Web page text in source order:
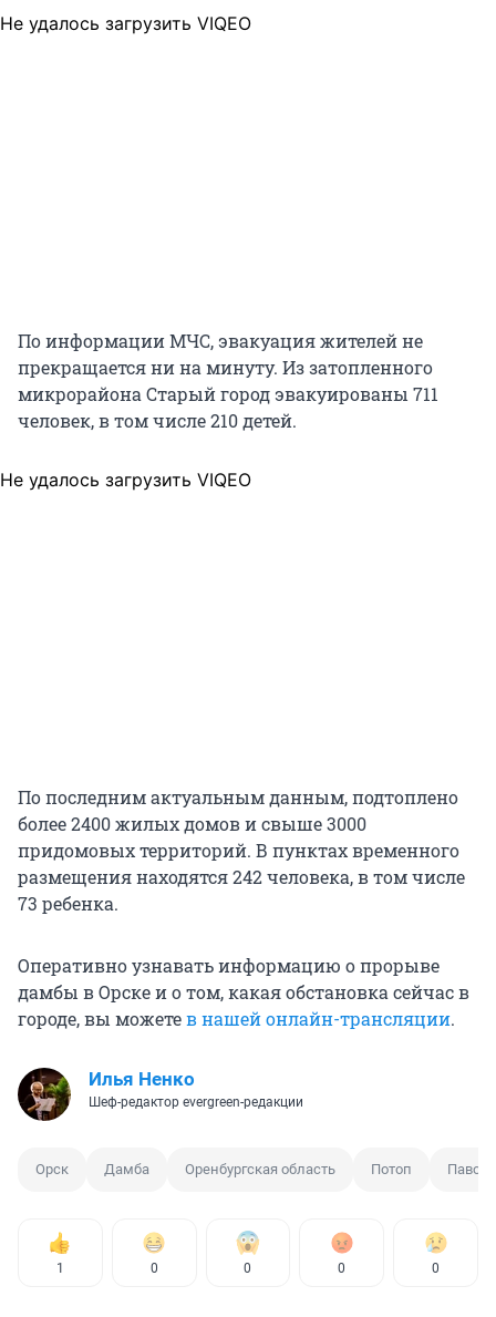
Не удалось загрузить VIQEO
По информации МЧС, эвакуация жителей не
прекращается ни на минуту. Из затопленного
микрорайона Старый город эвакуированы 711
человек, в том числе 210 детей.
Не удалось загрузить VIQEO
По последним актуальным данным, подтоплено
более 2400 жилых домов и свыше 3000
придомовых территорий. В пунктах временного
размещения находятся 242 человека, в том числе
73 ребенка.
Оперативно узнавать информацию о прорыве
дамбы в Орске и о том, какая обстановка сейчас в
городе, вы можетев нашей онлайн-трансляции.
Илья Ненко
Шеф-редактор evergreen-редакции
Орск Дамба Оренбургская область Потоп
1 0 0 0 0